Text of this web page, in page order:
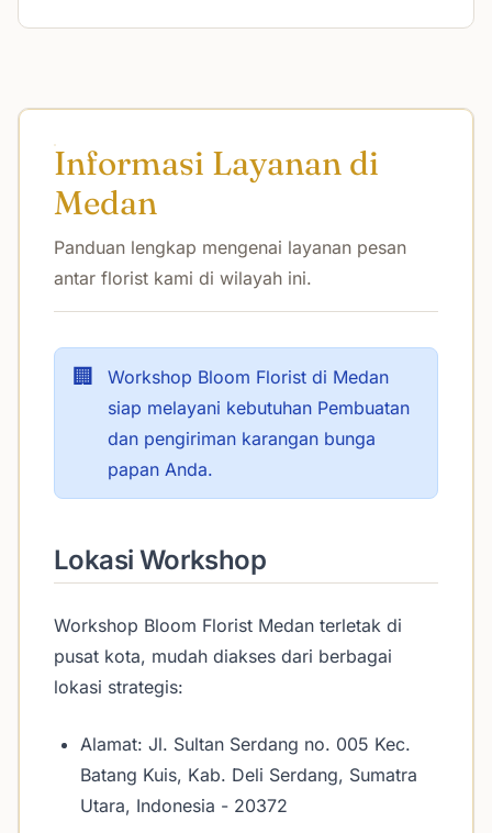
Informasi Layanan di
Medan
Panduan lengkap mengenai layanan pesan
antar florist kami di wilayah ini.
🏢
Workshop Bloom Florist di Medan
siap melayani kebutuhan Pembuatan
dan pengiriman karangan bunga
papan Anda.
Lokasi Workshop
Workshop Bloom Florist Medan terletak di
pusat kota, mudah diakses dari berbagai
lokasi strategis:
Alamat: Jl. Sultan Serdang no. 005 Kec.
Batang Kuis, Kab. Deli Serdang, Sumatra
Utara, Indonesia - 20372